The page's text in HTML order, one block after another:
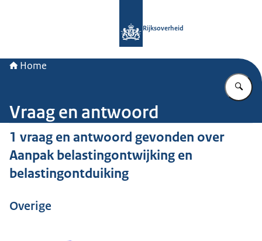
Rijksoverheid
Home
Vraag en antwoord
1 vraag en antwoord gevonden over
Aanpak belastingontwijking en
belastingontduiking
Overige